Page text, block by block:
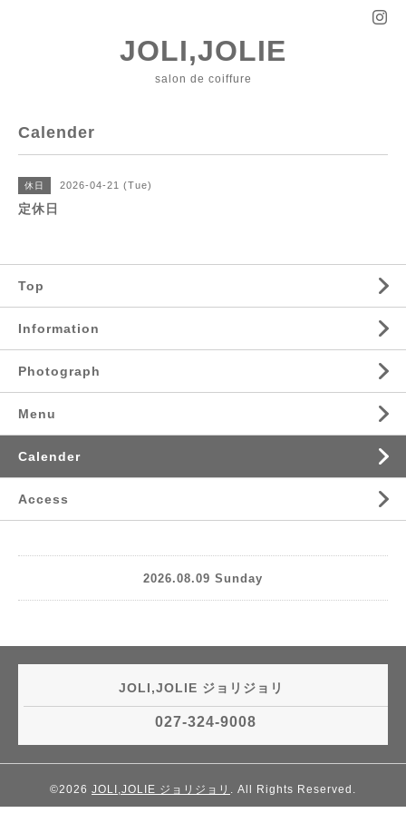
JOLI,JOLIE
salon de coiffure
Calender
休日 2026-04-21 (Tue)
定休日
Top
Information
Photograph
Menu
Calender
Access
2026.08.09 Sunday
JOLI,JOLIE ジョリジョリ
027-324-9008
©2026 JOLI,JOLIE ジョリジョリ . All Rights Reserved.